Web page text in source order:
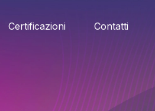
Certificazioni Contatti